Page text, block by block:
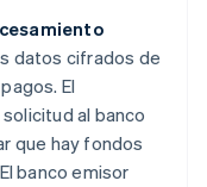
datos cifrados de
El
al banco
que hay fondos
banco emisor